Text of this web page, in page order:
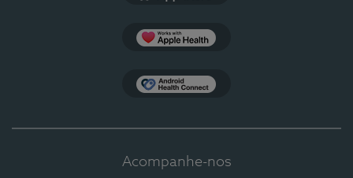
Acompanhe-nos